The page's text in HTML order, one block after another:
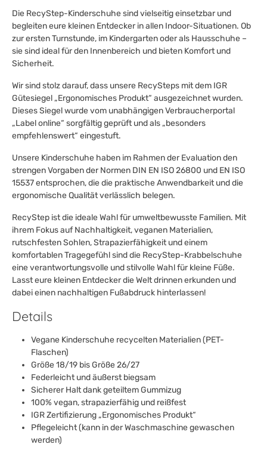
Die RecyStep-Kinderschuhe sind vielseitig einsetzbar und
begleiten eure kleinen Entdecker in allen Indoor-Situationen. Ob
zur ersten Turnstunde, im Kindergarten oder als Hausschuhe –
sie sind ideal für den Innenbereich und bieten Komfort und
Sicherheit.
Wir sind stolz darauf, dass unsere RecySteps mit dem IGR
Gütesiegel „Ergonomisches Produkt“ ausgezeichnet wurden.
Dieses Siegel wurde vom unabhängigen Verbraucherportal
„Label online“ sorgfältig geprüft und als „besonders
empfehlenswert“ eingestuft.
Unsere Kinderschuhe haben im Rahmen der Evaluation den
strengen Vorgaben der Normen DIN EN ISO 26800 und EN ISO
15537 entsprochen, die die praktische Anwendbarkeit und die
ergonomische Qualität verlässlich belegen.
RecyStep ist die ideale Wahl für umweltbewusste Familien. Mit
ihrem Fokus auf Nachhaltigkeit, veganen Materialien,
rutschfesten Sohlen, Strapazierfähigkeit und einem
komfortablen Tragegefühl sind die RecyStep-Krabbelschuhe
eine verantwortungsvolle und stilvolle Wahl für kleine Füße.
Lasst eure kleinen Entdecker die Welt drinnen erkunden und
dabei einen nachhaltigen Fußabdruck hinterlassen!
Details
Vegane Kinderschuhe recycelten Materialien (PET-
Flaschen)
Größe 18/19 bis Größe 26/27
Federleicht und äußerst biegsam
Sicherer Halt dank geteiltem Gummizug
100% vegan, strapazierfähig und reißfest
IGR Zertifizierung „Ergonomisches Produkt“
Pflegeleicht (kann in der Waschmaschine gewaschen
werden)